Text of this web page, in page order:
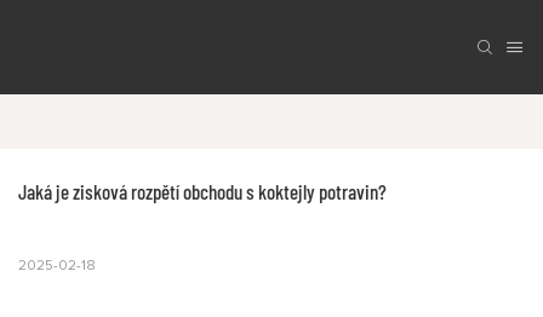
Jaká je zisková rozpětí obchodu s koktejly potravin?
2025-02-18